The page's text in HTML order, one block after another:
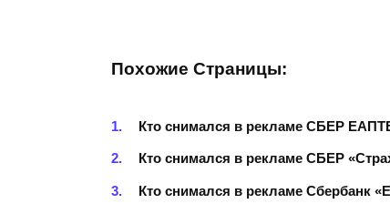
Похожие Страницы:
Кто снимался в рекламе СБЕР
Кто снимался в рекламе СБЕР
Кто снимался в рекламе Сбербанк